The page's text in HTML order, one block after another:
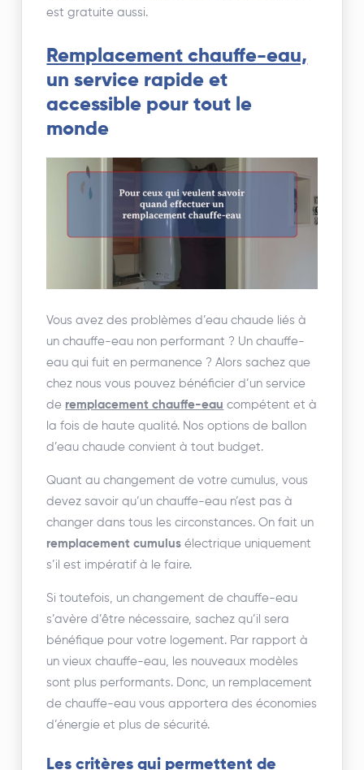
est gratuite aussi.
Remplacement chauffe-eau,
un service rapide et
accessible pour tout le
monde
Vous avez des problèmes d’eau chaude liés à
un chauffe-eau non performant ? Un chauffe-
eau qui fuit en permanence ? Alors sachez que
chez nous vous pouvez bénéficier d’un service
de remplacement chauffe-eau compétent et à
la fois de haute qualité. Nos options de ballon
d’eau chaude convient à tout budget.
Quant au changement de votre cumulus, vous
devez savoir qu’un chauffe-eau n’est pas à
changer dans tous les circonstances. On fait un
remplacement cumulus électrique uniquement
s’il est impératif à le faire.
Si toutefois, un changement de chauffe-eau
s’avère d’être nécessaire, sachez qu’il sera
bénéfique pour votre logement. Par rapport à
un vieux chauffe-eau, les nouveaux modèles
sont plus performants. Donc, un remplacement
de chauffe-eau vous apportera des économies
d’énergie et plus de sécurité.
Les critères qui permettent de